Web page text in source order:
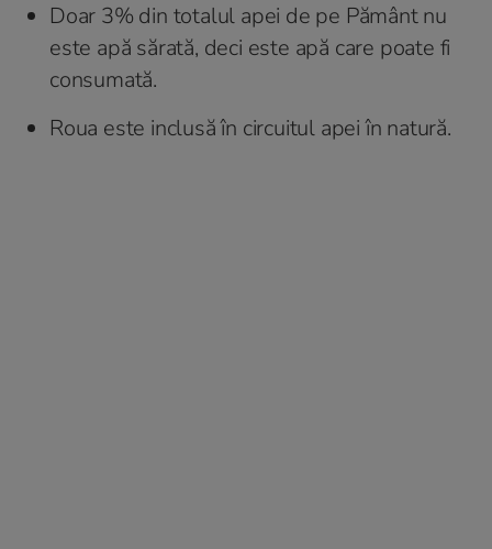
Doar 3% din totalul apei de pe Pământ nu
este apă sărată, deci este apă care poate fi
consumată.
Roua este inclusă în circuitul apei în natură.